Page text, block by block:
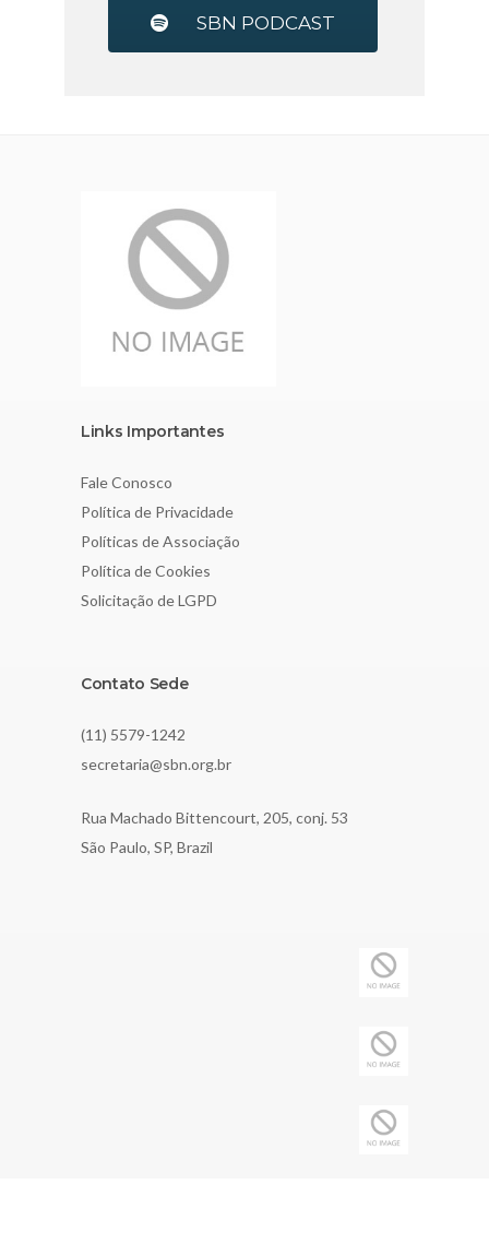
SBN PODCAST
Links Importantes
Fale Conosco
Política de Privacidade
Políticas de Associação
Política de Cookies
Solicitação de LGPD
Contato Sede
(11) 5579-1242
secretaria@sbn.org.br
Rua Machado Bittencourt, 205, conj. 53
São Paulo, SP, Brazil